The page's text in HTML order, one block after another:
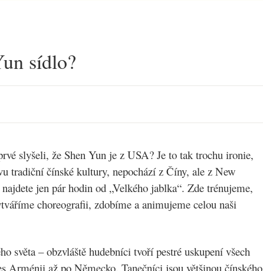
sídlo?
slyšeli, že Shen Yun je z USA? Je to tak trochu ironie,
tradiční čínské kultury, nepochází z Číny, ale z New
jen pár hodin od „Velkého jablka“. Zde trénujeme,
choreografii, zdobíme a animujeme celou naši
světa – obzvláště hudebníci tvoří pestré uskupení všech
Arménii až po Německo. Tanečníci jsou většinou čínského